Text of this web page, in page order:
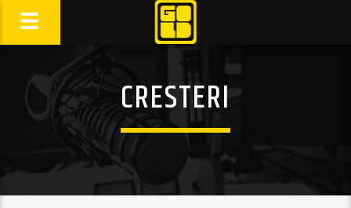
CRESTERI